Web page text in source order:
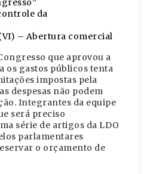
da
– Abertura comercial
que aprovou a
os gastos públicos tenta
impostas pela
despesas não podem
Integrantes da equipe
será preciso
série de artigos da LDO
parlamentares
o orçamento de